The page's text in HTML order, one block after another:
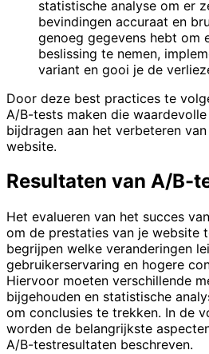
statistische analyse om er
bevindingen accuraat en
genoeg gegevens hebt om
beslissing te nemen,
variant en gooi je de
Door deze best practices te
A/B-tests maken die
bijdragen aan het verbeteren
website.
Resultaten van A/B-
Het evalueren van het succes
om de prestaties van je website
begrijpen welke veranderingen
gebruikerservaring en hogere
Hiervoor moeten verschillende
bijgehouden en statistische
om conclusies te trekken. In de
worden de belangrijkste
A/B-testresultaten beschreven.